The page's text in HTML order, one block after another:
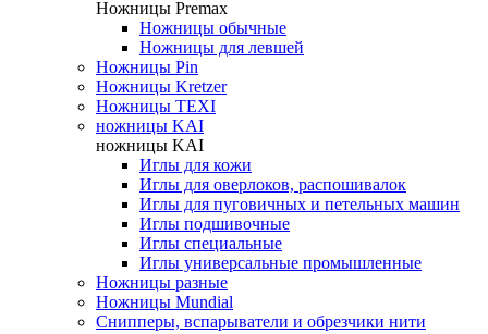
Ножницы Premax
Ножницы обычные
Ножницы для левшей
Ножницы Pin
Ножницы Kretzer
Ножницы TEXI
ножницы KAI
ножницы KAI
Иглы для кожи
Иглы для оверлоков, распошивалок
Иглы для пуговичных и петельных машин
Иглы подшивочные
Иглы специальные
Иглы универсальные промышленные
Ножницы разные
Ножницы Mundial
Снипперы, вспарыватели и обрезчики нити